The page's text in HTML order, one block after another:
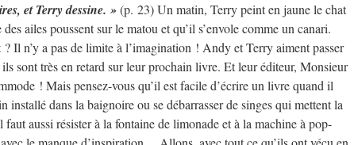
et Terry dessine. »(p. 23) Un matin, Terry peint en jaune le chat
ailes poussent sur le matou et qu’il s’envole comme un canari.
Il n’y a pas de limite à l’imagination ! Andy et Terry aiment passer
ils sont très en retard sur leur prochain livre. Et leur éditeur, Monsieur
! Mais pensez-vous qu’il est facile d’écrire un livre quand il
installé dans la baignoire ou se débarrasser de singes qui mettent la
faut aussi résister à la fontaine de limonade et à la machine à pop-